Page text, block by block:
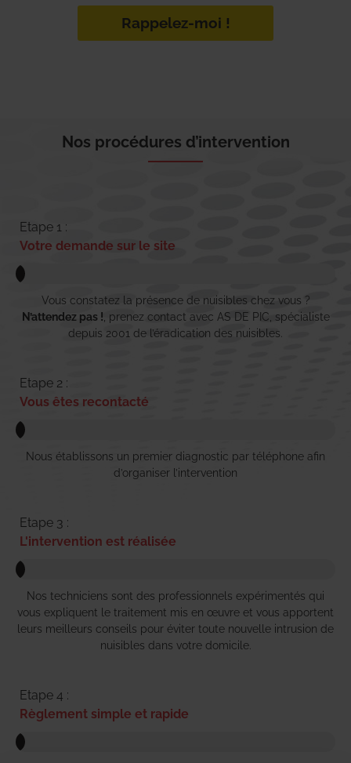
Rappelez-moi !
Nos procédures d’intervention
Etape 1 :
Votre demande sur le site
Vous constatez la présence de nuisibles chez vous ?
N’attendez pas ! , prenez contact avec AS DE PIC, spécialiste
depuis 2001 de l’éradication des nuisibles.
Etape 2 :
Vous êtes recontacté
Nous établissons un premier diagnostic par téléphone afin
d’organiser l’intervention
Etape 3 :
L'intervention est réalisée
Nos techniciens sont des professionnels expérimentés qui
vous expliquent le traitement mis en œuvre et vous apportent
leurs meilleurs conseils pour éviter toute nouvelle intrusion de
nuisibles dans votre domicile.
Etape 4 :
Règlement simple et rapide